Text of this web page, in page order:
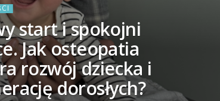
start i spokojni
Jak osteopatia
rozwój dziecka i
dorosłych?